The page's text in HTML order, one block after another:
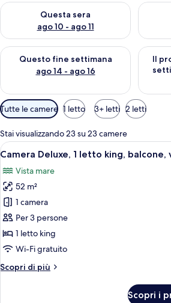
Questa sera
ago 10 - ago 11
Verifica la disponibilità per questa sera,
Questo fine settimana
ago 14 - ago 16
Verifica la disponibilità per questo fine
Il
Filtri
disponibili
per
le
camere
Tutte le camere 1 letto 3+ letti 2 letti
Stai visualizzando 23 su 23 camere
Apri
tutte
le
foto
per
Camera
Deluxe,
1
king,
Un letto
8
Camera Deluxe, 1 letto king, balcone,
Vista mare
52 m²
1 camera
Per 3 persone
1 letto king
Wi-Fi gratuito
Scopri di più
Altri
Scopri i